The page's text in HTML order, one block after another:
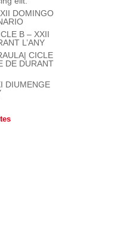
DOMINGO
B – XXII
L’ANY
CICLE
DE DURANT
DIUMENGE